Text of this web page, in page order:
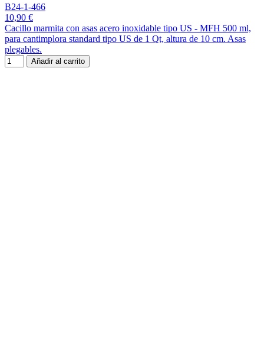
B24-1-466
10,90 €
Cacillo marmita con asas acero inoxidable tipo US - MFH 500 ml,
para cantimplora standard tipo US de 1 Qt, altura de 10 cm. Asas
plegables.
Añadir al carrito